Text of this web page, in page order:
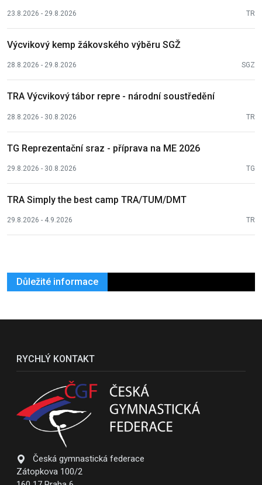
23.8.2026 - 29.8.2026 TR
Výcvikový kemp žákovského výběru SGŽ
28.8.2026 - 29.8.2026 SGZ
TRA Výcvikový tábor repre - národní soustředění
28.8.2026 - 30.8.2026 TR
TG Reprezentační sraz - příprava na ME 2026
29.8.2026 - 30.8.2026 TG
TRA Simply the best camp TRA/TUM/DMT
29.8.2026 - 4.9.2026 TR
Důležité informace
RYCHLÝ KONTAKT
Česká gymnastická federace
Zátopkova 100/2